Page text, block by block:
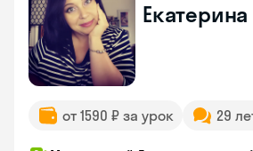
Екатерина
от 1590 ₽ за урок 29